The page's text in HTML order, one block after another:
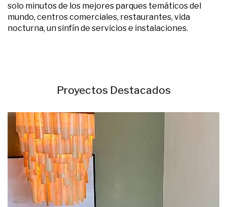
solo minutos de los mejores parques temáticos del
mundo, centros comerciales, restaurantes, vida
nocturna, un sinfín de servicios e instalaciones.
Proyectos Destacados